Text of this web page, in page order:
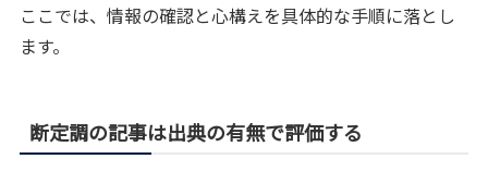
ここでは、情報の確認と心構えを具体的な手順に落とし
ます。
断定調の記事は出典の有無で評価する